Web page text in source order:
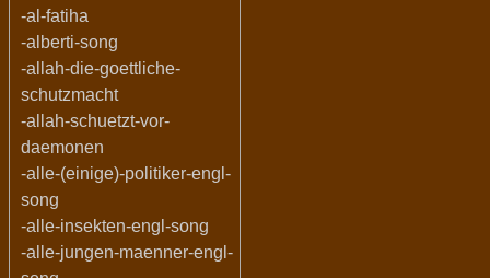
-al-fatiha
-alberti-song
-allah-die-goettliche-
schutzmacht
-allah-schuetzt-vor-
daemonen
-alle-(einige)-politiker-engl-
song
-alle-insekten-engl-song
-alle-jungen-maenner-engl-